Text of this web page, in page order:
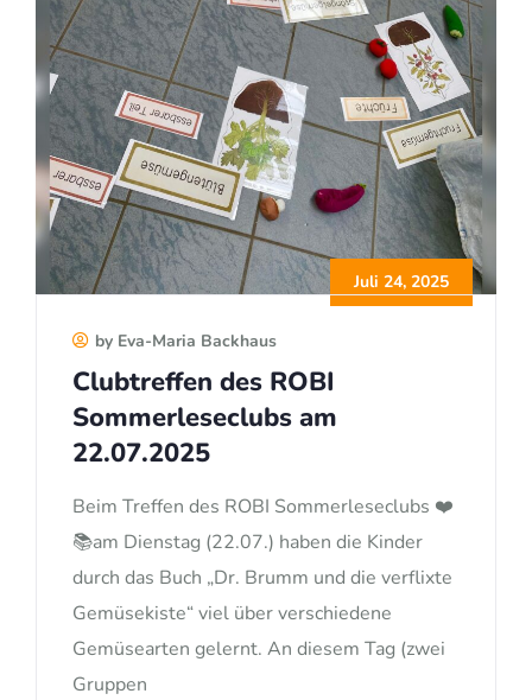
Juli 24, 2025
by Eva-Maria Backhaus
Clubtreffen des ROBI
Sommerleseclubs am
22.07.2025
Beim Treffen des ROBI Sommerleseclubs ❤️
📚am Dienstag (22.07.) haben die Kinder
durch das Buch „Dr. Brumm und die verflixte
Gemüsekiste“ viel über verschiedene
Gemüsearten gelernt. An diesem Tag (zwei
Gruppen